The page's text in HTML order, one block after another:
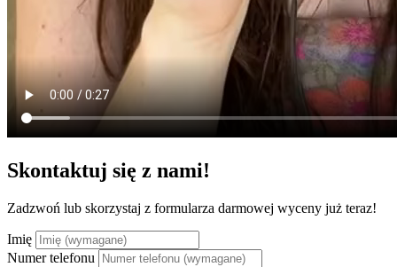
Skontaktuj się z nami!
Zadzwoń lub skorzystaj z formularza darmowej wyceny już teraz!
Imię
Numer telefonu